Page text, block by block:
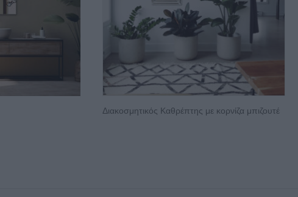
Διακοσμητικός Καθρέπτης με κορνίζα μπιζουτέ